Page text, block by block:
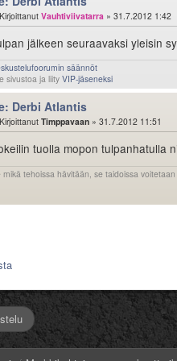
Kirjoittanut Vauhtiviivatarra » 31.7.2012 1:42
jälkeen seuraavaksi yleisin
säännöt
sivustoa ja liity VIP-jäseneksi
Derbi Atlantis
Kirjoittanut Timppavaan» 31.7.2012 11:51
tuolla mopon tulpanhatulla
mikä tehoissa hävitään, se taidoissa voitetaan